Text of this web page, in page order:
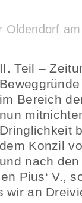
Oldendorf
II. Teil –
im Bereich
nun
Dringlichkeit
dem Konzil
und nach
Pius‘ V.,
wir an